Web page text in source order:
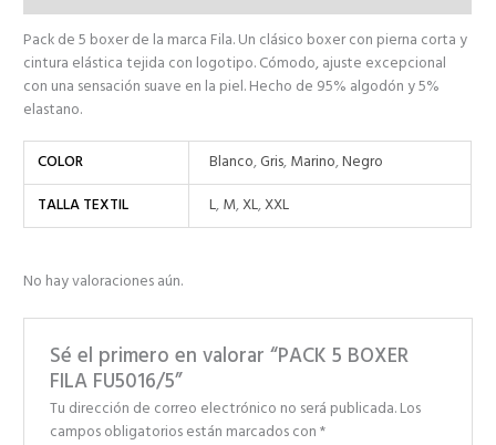
Pack de 5 boxer de la marca Fila. Un clásico boxer con pierna corta y
cintura elástica tejida con logotipo. Cómodo, ajuste excepcional
con una sensación suave en la piel. Hecho de 95% algodón y 5%
elastano.
COLOR Blanco,Gris,Marino,Negro
TALLA TEXTIL
L,M,XL,XXL
No hay valoraciones aún.
Sé el primero en valorar “PACK 5 BOXER
FILA FU5016/5”
Tu dirección de correo electrónico no será publicada.Los
campos obligatorios están marcados con*